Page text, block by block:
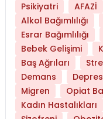
Daha Az
Psikiyatri AFAZİ
Alkol Bağımlılığı
Esrar Bağımlılığı
Bebek Gelişimi
Baş Ağrıları
Demans
Migren
Opiat
Kadın Hastalıkları